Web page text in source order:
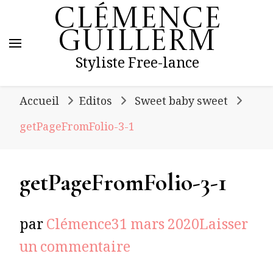
Clémence
Guillerm
Styliste Free-lance
Accueil Editos
Sweet baby sweet
getPageFromFolio-3-1
getPageFromFolio-3-1
parClémence31 mars 2020Laisser
un commentaire